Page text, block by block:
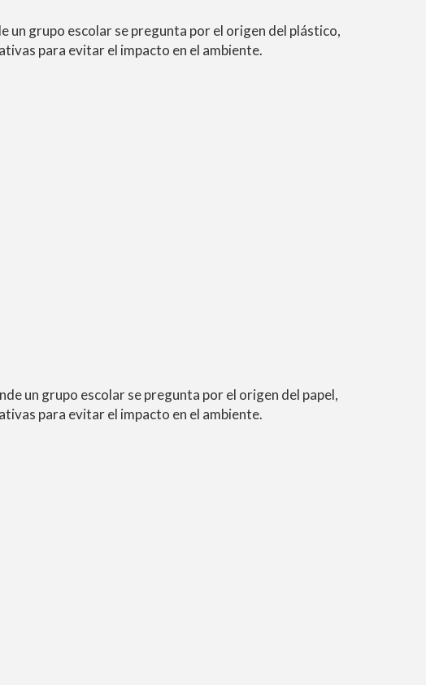
un grupo escolar se pregunta por el origen del plástico,
para evitar el impacto en el ambiente.
un grupo escolar se pregunta por el origen del papel,
para evitar el impacto en el ambiente.